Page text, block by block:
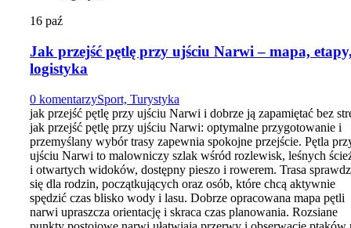
16 paź
Jak przejść pętlę przy ujściu Narwi – mapa,
logistyka
0 komentarzySport, Turystyka
jak przejść pętlę przy ujściu Narwi i dobrze ją zapamiętać bez
jak przejść pętlę przy ujściu Narwi: optymalne przygotowanie i
przemyślany wybór trasy zapewnia spokojne przejście. Pętla
ujściu Narwi to malowniczy szlak wśród rozlewisk, leśnych
i otwartych widoków, dostępny pieszo i rowerem. Trasa
się dla rodzin, początkujących oraz osób, które chcą aktywnie
spędzić czas blisko wody i lasu. Dobrze opracowana mapa pętli
narwi upraszcza orientację i skraca czas planowania. Rozsiane